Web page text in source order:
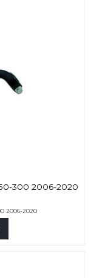
300 2006-2020
2006-2020